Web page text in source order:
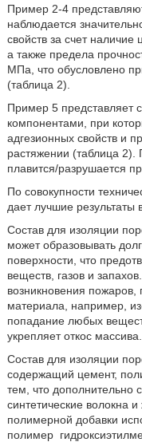
Пример 2-4
наблюдается
свойств за счет
а также предела
МПа, что обусловлено
(таблица 2).
Пример 5 представляет
компонентами, при
адгезионных свойств и
растяжении (таблица 2).
плавится/разрушается
По совокупности
дает лучшие результаты
Состав для изоляции
может образовывать
поверхности, что
веществ, газов и
возникновения
материала, например,
попадание любых
укрепляет откос массива.
Состав для изоляции
содержащий цемент,
тем, что дополнительно
синтетические волокна
полимерной добавки
полимер